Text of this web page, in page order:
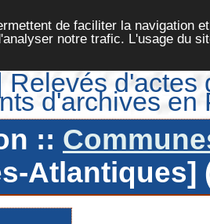
de faciliter la navigation
notre trafic. L'usage du
Relevés d'actes
d'archives en
::
Atlantiques]